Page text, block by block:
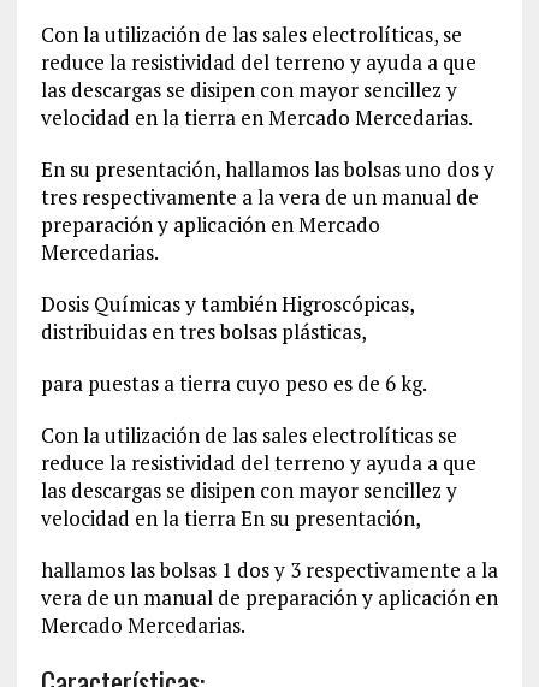
Con la utilización de las sales electrolíticas, se
reduce la resistividad del terreno y ayuda a que
las descargas se disipen con mayor sencillez y
velocidad en la tierra en Mercado Mercedarias.
En su presentación, hallamos las bolsas uno dos y
tres respectivamente a la vera de un manual de
preparación y aplicación en Mercado
Mercedarias.
Dosis Químicas y también Higroscópicas,
distribuidas en tres bolsas plásticas,
para puestas a tierra cuyo peso es de 6 kg.
Con la utilización de las sales electrolíticas se
reduce la resistividad del terreno y ayuda a que
las descargas se disipen con mayor sencillez y
velocidad en la tierra En su presentación,
hallamos las bolsas 1 dos y 3 respectivamente a la
vera de un manual de preparación y aplicación en
Mercado Mercedarias.